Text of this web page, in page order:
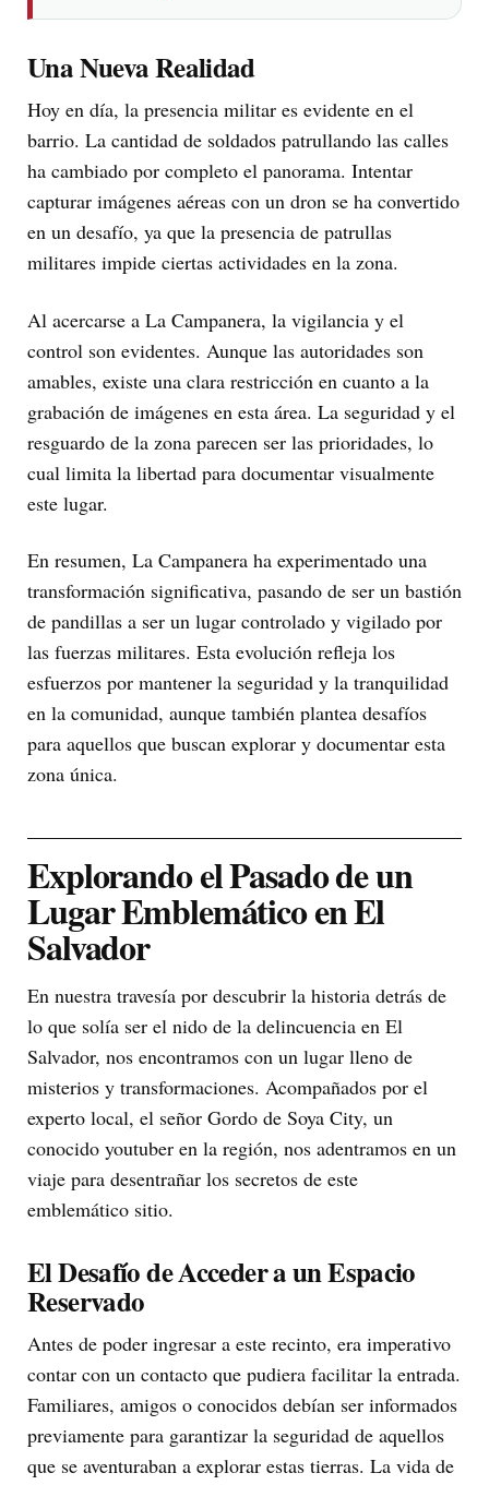
Una Nueva Realidad
Hoy en día, la presencia militar es evidente en el
barrio. La cantidad de soldados patrullando las calles
ha cambiado por completo el panorama. Intentar
capturar imágenes aéreas con un dron se ha convertido
en un desafío, ya que la presencia de patrullas
militares impide ciertas actividades en la zona.
Al acercarse a La Campanera, la vigilancia y el
control son evidentes. Aunque las autoridades son
amables, existe una clara restricción en cuanto a la
grabación de imágenes en esta área. La seguridad y el
resguardo de la zona parecen ser las prioridades, lo
cual limita la libertad para documentar visualmente
este lugar.
En resumen, La Campanera ha experimentado una
transformación significativa, pasando de ser un bastión
de pandillas a ser un lugar controlado y vigilado por
las fuerzas militares. Esta evolución refleja los
esfuerzos por mantener la seguridad y la tranquilidad
en la comunidad, aunque también plantea desafíos
para aquellos que buscan explorar y documentar esta
zona única.
Explorando el Pasado de un
Lugar Emblemático en El
Salvador
En nuestra travesía por descubrir la historia detrás de
lo que solía ser el nido de la delincuencia en El
Salvador, nos encontramos con un lugar lleno de
misterios y transformaciones. Acompañados por el
experto local, el señor Gordo de Soya City, un
conocido youtuber en la región, nos adentramos en un
viaje para desentrañar los secretos de este
emblemático sitio.
El Desafío de Acceder a un Espacio
Reservado
Antes de poder ingresar a este recinto, era imperativo
contar con un contacto que pudiera facilitar la entrada.
Familiares, amigos o conocidos debían ser informados
previamente para garantizar la seguridad de aquellos
que se aventuraban a explorar estas tierras. La vida de